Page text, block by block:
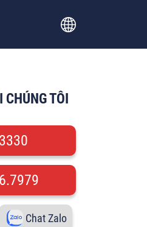
CHÚNG TÔI
Chat Zalo